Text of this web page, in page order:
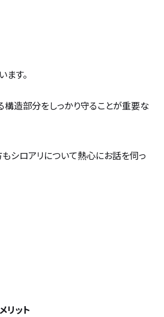
ます。
構造部分をしっかり守ることが重要な
シロアリについて熱心にお話を伺っ
リット